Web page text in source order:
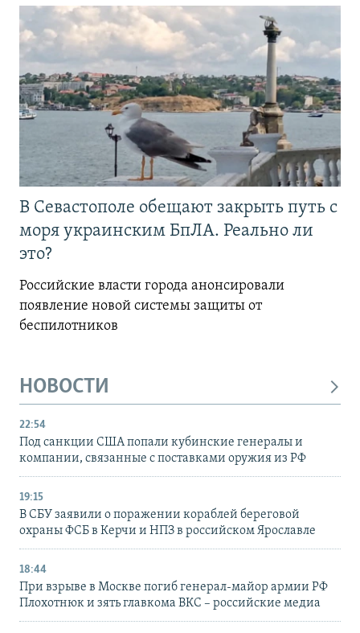
В Севастополе обещают закрыть путь с
моря украинским БпЛА. Реально ли
это?
Российские власти города анонсировали
появление новой системы защиты от
беспилотников
НОВОСТИ
22:54
Под санкции США попали кубинские генералы и
компании, связанные с поставками оружия из РФ
19:15
В СБУ заявили о поражении кораблей береговой
охраны ФСБ в Керчи и НПЗ в российском Ярославле
18:44
При взрыве в Москве погиб генерал-майор армии РФ
Плохотнюк и зять главкома ВКС – российские медиа